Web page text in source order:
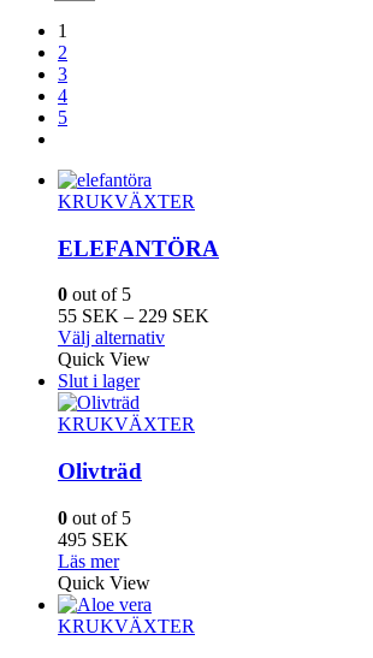
1
2
3
4
5
KRUKVÄXTER
ELEFANTÖRA
0 out of 5
55 SEK – 229 SEK
Välj alternativDen
flera
Quick View
Slut i lager
KRUKVÄXTER
Olivträd
0 out of 5
495 SEK
Läs mer
Quick View
KRUKVÄXTER